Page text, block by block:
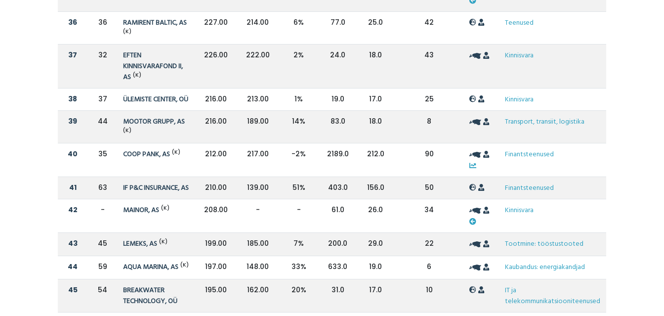
36 36 RAMIRENT BALTIC, AS
(K)
227.00 214.00 6% 77.0 25.0 42 Teenused
37 32
EFTEN
KINNISVARAFOND II,
AS (K)
226.00 222.00 2% 24.0 18.0 43 Kinnisvara
38 37 ÜLEMISTE CENTER, OÜ 216.00 213.00 1% 19.0 17.0 25 Kinnisvara
39 44 MOOTOR GRUPP, AS
(K)
216.00 189.00 14% 83.0 18.0 8 Transport, transiit, logistika
40 35 COOP PANK, AS (K) 212.00 217.00 -2% 2189.0 212.0 90 Finantsteenused
41 63 IF P&C INSURANCE, AS 210.00 139.00 51% 403.0 156.0 50 Finantsteenused
42 - MAINOR, AS (K) 208.00 - - 61.0 26.0 34 Kinnisvara
43 45 LEMEKS, AS (K) 199.00 185.00 7% 200.0 29.0 22 Tootmine: tööstustooted
44 59 AQUA MARINA, AS (K) 197.00 148.00 33% 633.0 19.0 6 Kaubandus: energiakandjad
45 54
BREAKWATER
TECHNOLOGY, OÜ
195.00 162.00 20% 31.0 17.0 10
IT ja
telekommunikatsiooniteenused